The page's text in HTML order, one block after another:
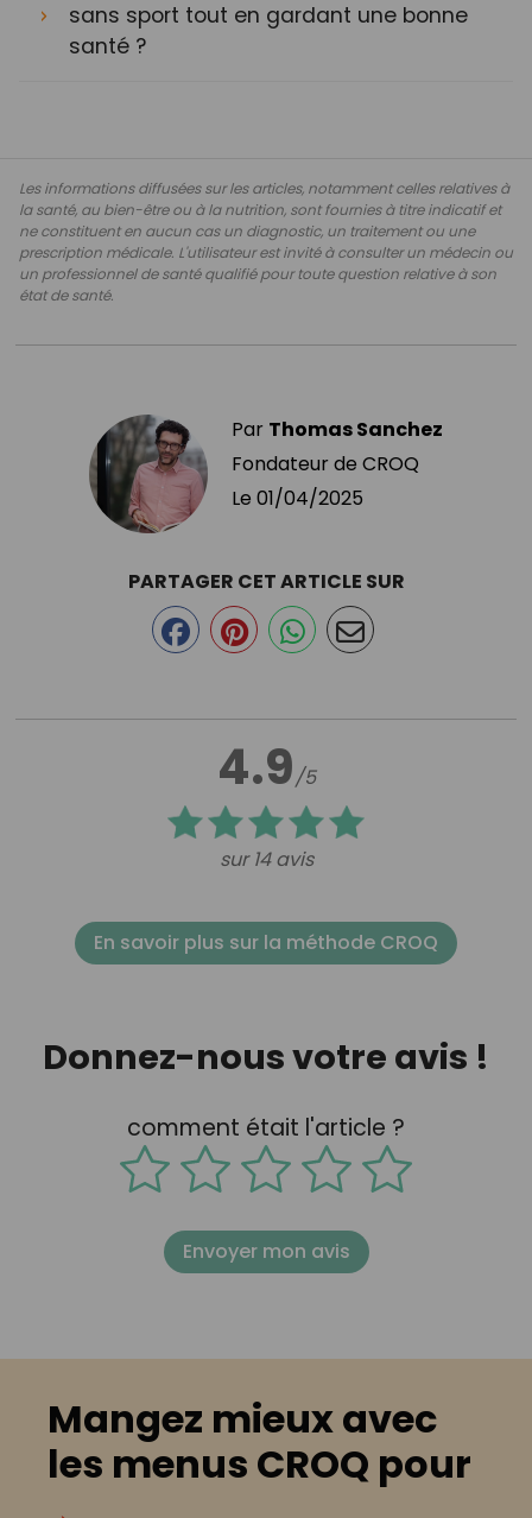
sans sport tout en gardant une bonne
santé ?
Les informations diffusées sur les articles, notamment celles relatives à
la santé, au bien-être ou à la nutrition, sont fournies à titre indicatif et
ne constituent en aucun cas un diagnostic, un traitement ou une
prescription médicale. L'utilisateur est invité à consulter un médecin ou
un professionnel de santé qualifié pour toute question relative à son
état de santé.
Par Thomas Sanchez
Fondateur de CROQ
Le 01/04/2025
4.9/5
sur 14 avis
PARTAGER CET ARTICLE SUR
En savoir plus sur la méthode CROQ
Donnez-nous votre avis !
comment était l'article ?
Envoyer mon avis
Mangez mieux avec
les menus CROQ pour